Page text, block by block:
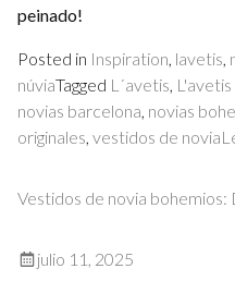
peinado!
Posted in Inspiration, lavetis,
núviaTagged L´avetis,
novias barcelona, novias
originales, vestidos de novia
Vestidos de novia
julio 11, 2025